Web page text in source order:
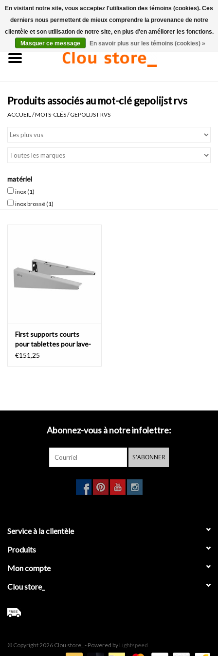
Accueil
Ensembles de lave-mains
Toilettes
Robinets & vidanges
Accessoires de salle de bain
Produits associés au mot-clé gepolijst rvs
ACCUEIL /MOTS-CLÉS/GEPOLIJST RVS
matériel
inox(1)
inox brossé(1)
First supports courts
pour tablettes pour lave-
mains First
€151,25
Abonnez-vous à notre infolettre:
S'ABONNER
Service à la clientèle
Produits
Mon compte
Clou store_
© Copyright 2026 Clou store_ - Powered by Lightspeed
En visitant notre site, vous acceptez l'utilisation des témoins (cookies). Ces
derniers nous permettent de mieux comprendre la provenance de notre
clientèle et son utilisation de notre site, en plus d'en améliorer les fonctions.
Masquer ce message
En savoir plus sur les témoins (cookies) »